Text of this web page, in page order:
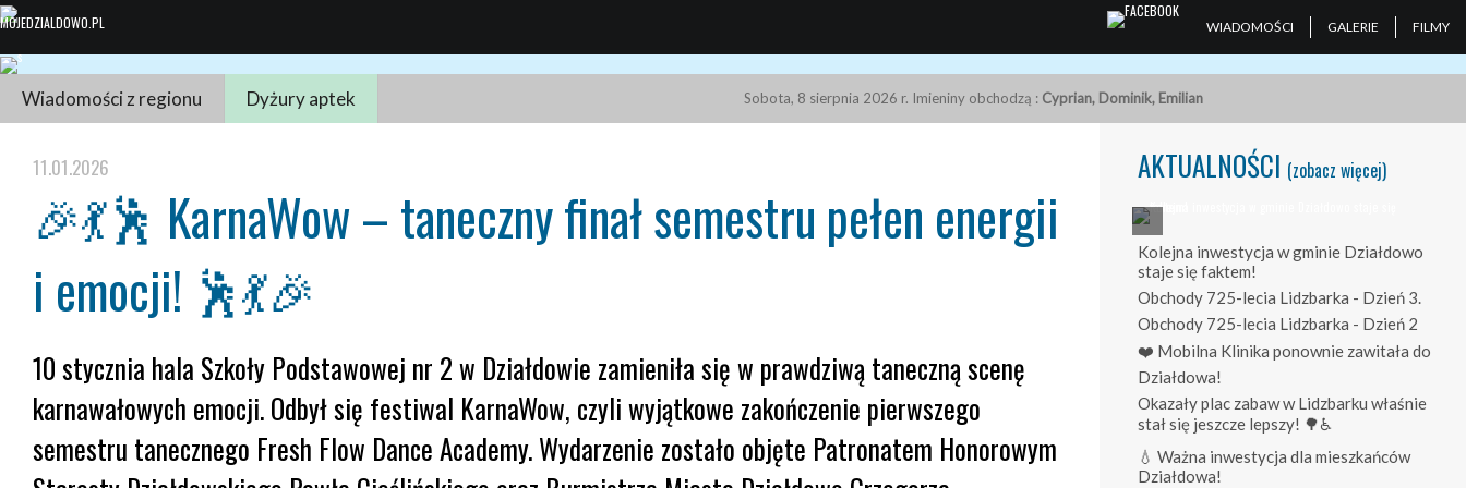
WIADOMOŚCI GALERIE FILMY
Wiadomości z regionu Dyżury aptek Sobota, 8 sierpnia 2026 r. Imieniny obchodzą : Cyprian, Dominik, Emilian
11.01.2026
🎉💃🕺 KarnaWow – taneczny finał semestru pełen energii
i emocji! 🕺💃🎉
10 stycznia hala Szkoły Podstawowej nr 2 w Działdowie zamieniła się w prawdziwą taneczną scenę
karnawałowych emocji. Odbył się festiwal KarnaWow, czyli wyjątkowe zakończenie pierwszego
semestru tanecznego Fresh Flow Dance Academy. Wydarzenie zostało objęte Patronatem Honorowym
AKTUALNOŚCI (zobacz więcej)
Kolejna inwestycja w gminie Działdowo
staje się faktem!
Obchody 725-lecia Lidzbarka - Dzień 3.
Obchody 725-lecia Lidzbarka - Dzień 2
❤️ Mobilna Klinika ponownie zawitała do
Działdowa!
Okazały plac zabaw w Lidzbarku właśnie
stał się jeszcze lepszy! 🌳♿
💧 Ważna inwestycja dla mieszkańców
Działdowa!